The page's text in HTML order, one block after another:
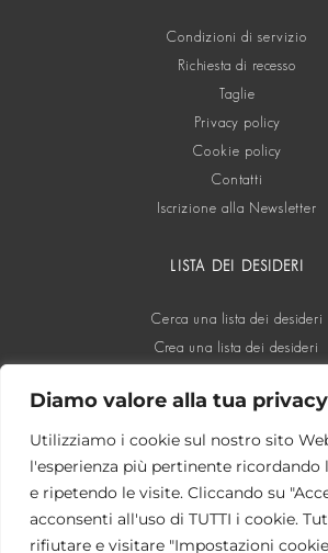
Diamo valore alla tua privacy
Utilizziamo i cookie sul nostro sito
l'esperienza più pertinente ricordando
e ripetendo le visite. Cliccando su
acconsenti all'uso di TUTTI i cookie.
rifiutare e visitare "Impostazioni
Condizioni di servizio
Richiesta di recesso
Taglie
Privacy policy
Cookie policy
Contatti
Iscrizione alla Newsletter
LISTA DEI DESIDERI
Cerca una lista dei desideri
Crea una lista dei desideri
SOCIAL